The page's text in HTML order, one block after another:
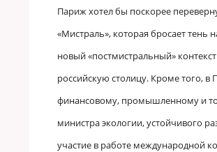
Париж хотел бы поскорее
«Мистраль», которая бросает
новый «постмистральный»
российскую столицу. Кроме того,
финансовому, промышленному и
министра экологии, устойчивого
участие в работе международной